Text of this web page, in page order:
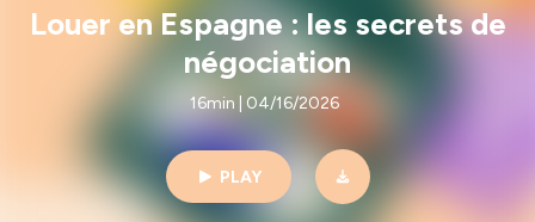
Louer en Espagne : les secrets de
négociation
16min | 04/16/2026
PLAY